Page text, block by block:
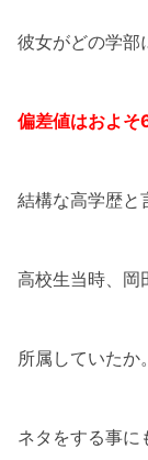
彼女がどの学部
偏差値はおよ
結構な高学歴と
高校生当時、岡
所属していた
ネタをする事